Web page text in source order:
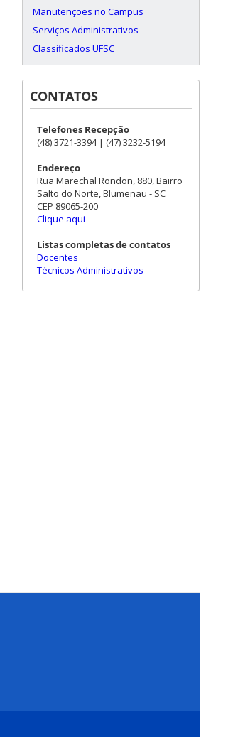
Manutenções no Campus
Serviços Administrativos
Classificados UFSC
CONTATOS
Telefones Recepção
(48) 3721-3394 | (47) 3232-5194
Endereço
Rua Marechal Rondon, 880, Bairro
Salto do Norte, Blumenau - SC
CEP 89065-200
Clique aqui
Listas completas de contatos
Docentes
Técnicos Administrativos